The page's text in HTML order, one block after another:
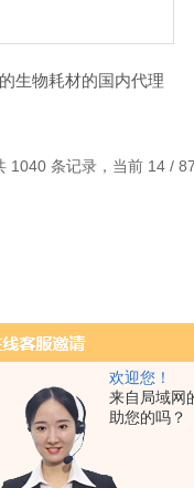
欢迎您！
来自局域网
助您的吗？
生物耗材的国内代理
1040 条记录，当前 14 /